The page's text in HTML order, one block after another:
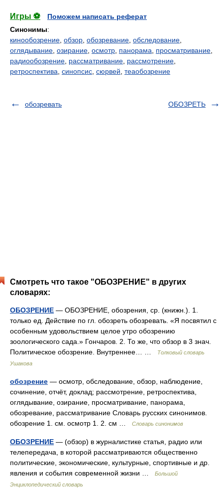
Игры ⚽
Поможем написать реферат
Синонимы:
кинообозрение обзор обозревание обследование
оглядывание озирание осмотр панорама просматривание
радиообозрение рассматривание рассмотрение
ретроспектива синопсис сюрвей теаобозрение
обозревать ОБОЗРЕТЬ
Смотреть что такое "ОБОЗРЕНИЕ" в других
словарях:
ОБОЗРЕНИЕ — ОБОЗРЕНИЕ, обозрения, ср. (книжн.). 1.
только ед. Действие по гл. обозреть обозревать. «Я посвятил с
особенным удовольствием целое утро обозрению
зоологического сада.» Гончаров. 2. То же, что обзор в 3 знач.
Политическое обозрение. Внутреннее… …
Толковый словарь
Ушакова
обозрение — осмотр, обследование, обзор, наблюдение,
сочинение, отчёт, доклад; рассмотрение, ретроспектива,
оглядывание, озирание, просматривание, панорама,
обозревание, рассматривание Словарь русских синонимов.
обозрение 1. см. осмотр 1. 2. см …
Словарь синонимов
ОБОЗРЕНИЕ — (обзор) в журналистике статья, радио или
телепередача, в которой рассматриваются общественно
политические, экономические, культурные, спортивные и др.
явления и события современной жизни …
Большой
Энциклопедический словарь